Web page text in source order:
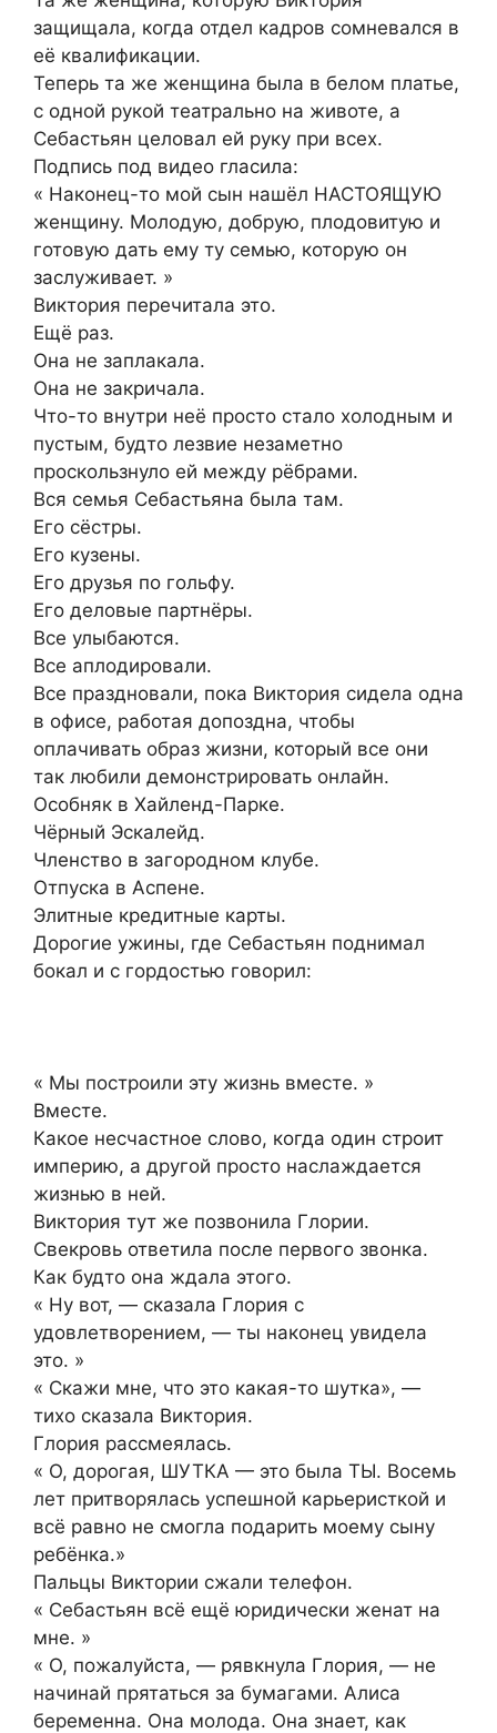
защищала, когда отдел кадров сомневался в
её квалификации.
Теперь та же женщина была в белом платье,
с одной рукой театрально на животе, а
Себастьян целовал ей руку при всех.
Подпись под видео гласила:
« Наконец-то мой сын нашёл НАСТОЯЩУЮ
женщину. Молодую, добрую, плодовитую и
готовую дать ему ту семью, которую он
заслуживает. »
Виктория перечитала это.
Ещё раз.
Она не заплакала.
Она не закричала.
Что-то внутри неё просто стало холодным и
пустым, будто лезвие незаметно
проскользнуло ей между рёбрами.
Вся семья Себастьяна была там.
Его сёстры.
Его кузены.
Его друзья по гольфу.
Его деловые партнёры.
Все улыбаются.
Все аплодировали.
Все праздновали, пока Виктория сидела одна
в офисе, работая допоздна, чтобы
оплачивать образ жизни, который все они
так любили демонстрировать онлайн.
Особняк в Хайленд-Парке.
Чёрный Эскалейд.
Членство в загородном клубе.
Отпуска в Аспене.
Элитные кредитные карты.
Дорогие ужины, где Себастьян поднимал
бокал и с гордостью говорил:
« Мы построили эту жизнь вместе. »
Вместе.
Какое несчастное слово, когда один строит
империю, а другой просто наслаждается
жизнью в ней.
Виктория тут же позвонила Глории.
Свекровь ответила после первого звонка.
Как будто она ждала этого.
« Ну вот, — сказала Глория с
удовлетворением, — ты наконец увидела
это. »
« Скажи мне, что это какая-то шутка», —
тихо сказала Виктория.
Глория рассмеялась.
« О, дорогая, ШУТКА — это была ТЫ. Восемь
лет притворялась успешной карьеристкой и
всё равно не смогла подарить моему сыну
ребёнка.»
Пальцы Виктории сжали телефон.
« Себастьян всё ещё юридически женат на
мне. »
« О, пожалуйста, — рявкнула Глория, — не
начинай прятаться за бумагами. Алиса
беременна. Она молода. Она знает, как